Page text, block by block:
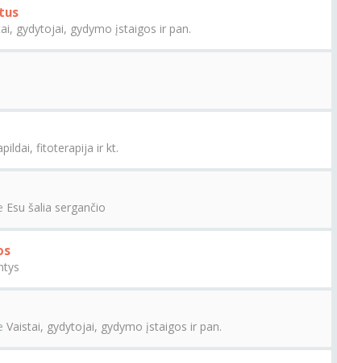
gydytojai, gydymo įstaigos ir pan.
fitoterapija ir kt.
Esu šalia sergančio
Vaistai, gydytojai, gydymo įstaigos ir pan.